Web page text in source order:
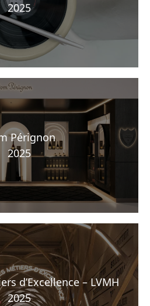
2025
Pérignon
2025
d’Excellence – LVMH
2025